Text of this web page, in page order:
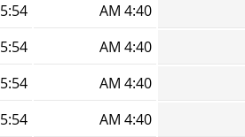
4:40 AM
5:54 AM
4:40 AM
5:54 AM
4:40 AM
5:54 AM
4:40 AM
5:54 AM